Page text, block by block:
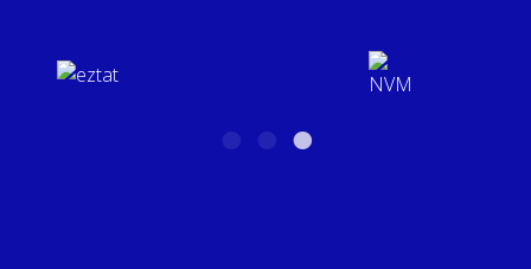
BTW: NL001158934B01 | KvK: 16031626